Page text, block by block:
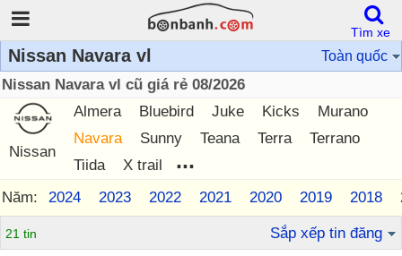
Nissan Navara vl Toàn quốc
Nissan Navara vl cũ giá rẻ 08/2026
Nissan
Almera Bluebird Juke Kicks
Murano
Navara
Sunny Teana Terra
Terrano
Tiida
X trail ...
Năm: 2024 2023 2022 2021 2020 2019 2018
21 tin
Sắp xếp tin đăng
Tìm xe